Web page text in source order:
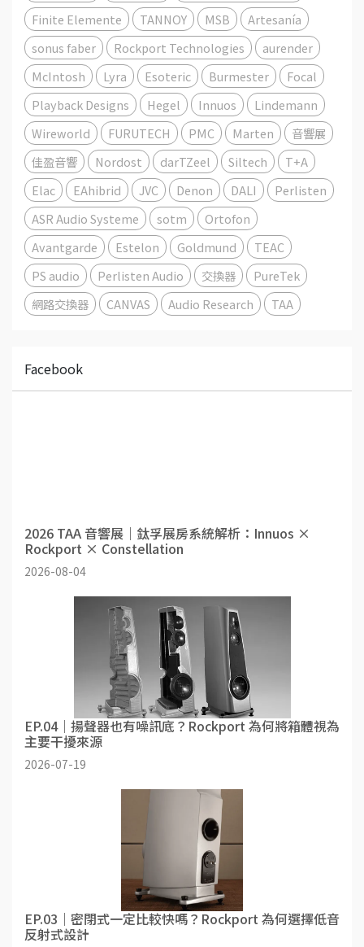
Finite Elemente
TANNOY MSB
Artesanía
sonus faber
Rockport Technologies
aurender
McIntosh
Lyra Esoteric Burmester
Focal
Playback Designs
Hegel Innuos
Lindemann
Wireworld
FURUTECH PMC Marten
音響展
佳盈音響
Nordost darTZeel Siltech
T+A
Elac
EAhibrid JVC Denon DALI
Perlisten
ASR Audio Systeme
sotm
Ortofon
Avantgarde
Estelon Goldmund
TEAC
PS audio
Perlisten Audio 交換器
PureTek
網路交換器
CANVAS Audio Research TAA
Facebook
2026 TAA 音響展｜鈦孚展房系統解析：Innuos ×
Rockport × Constellation
2026-08-04
EP.04｜揚聲器也有噪訊底？Rockport 為何將箱體視為
主要干擾來源
2026-07-19
EP.03｜密閉式一定比較快嗎？Rockport 為何選擇低音
反射式設計